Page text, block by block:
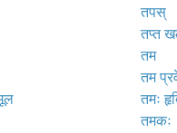
तपस्
तप्त
तम
तम
तमः
तमकः